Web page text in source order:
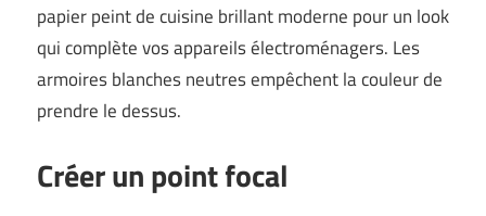
papier peint de cuisine brillant moderne pour un look
qui complète vos appareils électroménagers. Les
armoires blanches neutres empêchent la couleur de
prendre le dessus.
Créer un point focal